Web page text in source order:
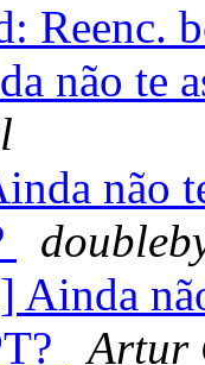
Reenc.
não te
não
Ainda
Artur